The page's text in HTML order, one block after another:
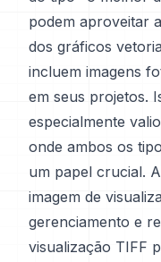
podem aproveitar
dos gráficos
incluem imagens
em seus projetos.
especialmente
onde ambos os
um papel crucial.
imagem de
gerenciamento e
visualização TIFF